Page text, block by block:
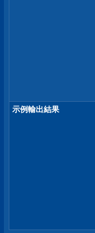
示例輸出結果